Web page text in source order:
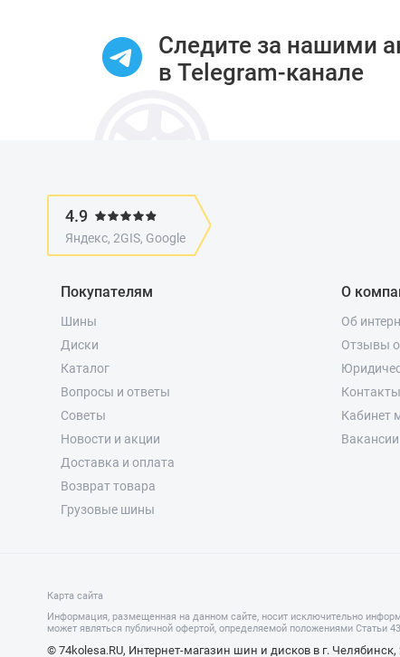
Следите за нашими
в Telegram-канале
4.9
Яндекс, 2GIS, Google
Покупателям
Шины
Диски
Каталог
Вопросы и ответы
Советы
Новости и акции
Доставка и оплата
Возврат товара
Грузовые шины
О
Об
Отзывы
Контакты
Кабинет
Вакансии
Карта сайта
Информация, размещенная на данном сайте, носит исключительно
может являться публичной офертой, определяемой положениями Статьи
© 74kolesa.RU, Интернет-магазин шин и дисков в г. Челябинск,